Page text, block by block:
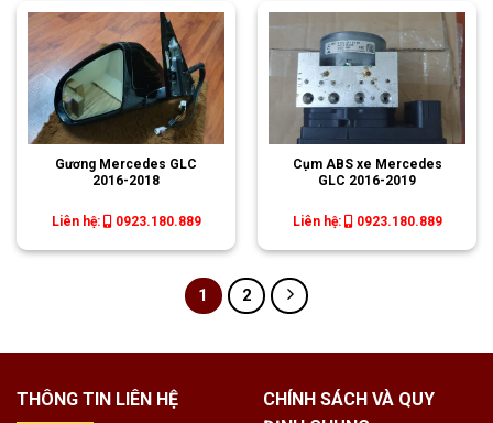
Gương Mercedes GLC
2016-2018
Liên hệ: 0923.180.889
Cụm ABS xe Mercedes
GLC 2016-2019
Liên hệ: 0923.180.889
1 2
THÔNG TIN LIÊN HỆ
CHÍNH SÁCH VÀ QUY